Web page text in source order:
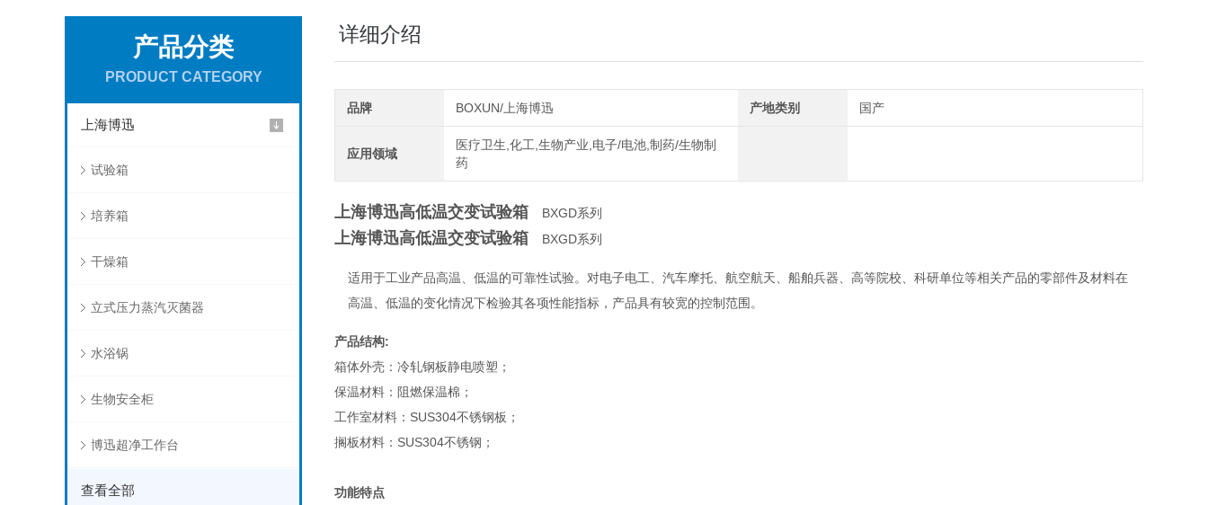
产品分类
PRODUCT CATEGORY
上海博迅
试验箱
培养箱
干燥箱
立式压力蒸汽灭菌器
水浴锅
生物安全柜
博迅超净工作台
查看全部
详细介绍
品牌 BOXUN/上海博迅 产地类别 国产
应用领域
医疗卫生,化工,生物产业,电子/电池,制药/生物制
药
上海博迅高低温交变试验箱 BXGD系列
上海博迅高低温交变试验箱 BXGD系列
适用于工业产品高温、低温的可靠性试验。对电子电工、汽车摩托、航空航天、船舶兵器、高等院校、科研单位等相关产品的零部件及材料在
高温、低温的变化情况下检验其各项性能指标，产品具有较宽的控制范围。
产品结构:
箱体外壳：冷轧钢板静电喷塑；
保温材料：阻燃保温棉；
工作室材料：SUS304不锈钢板；
搁板材料：SUS304不锈钢；
功能特点